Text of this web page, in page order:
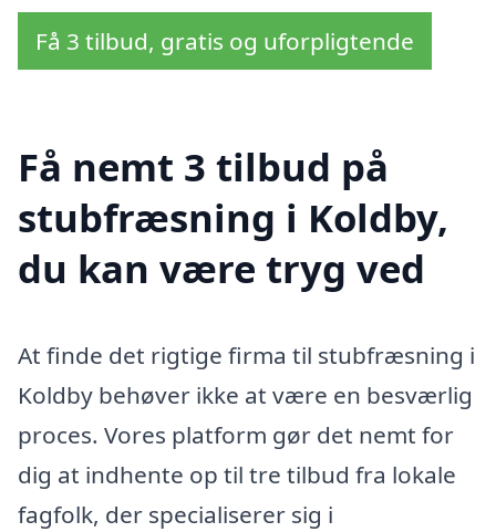
Få 3 tilbud, gratis og uforpligtende
Få nemt 3 tilbud på
stubfræsning i Koldby,
du kan være tryg ved
At finde det rigtige firma til stubfræsning i
Koldby behøver ikke at være en besværlig
proces. Vores platform gør det nemt for
dig at indhente op til tre tilbud fra lokale
fagfolk, der specialiserer sig i